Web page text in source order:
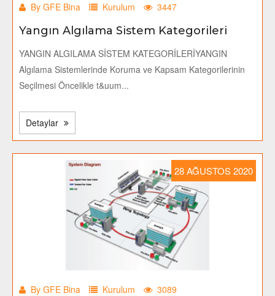
By GFE Bina Kurulum 3447
Yangın Algılama Sistem Kategorileri
YANGIN ALGILAMA SİSTEM KATEGORİLERİYANGIN
Algılama Sistemlerinde Koruma ve Kapsam Kategorilerinin
Seçilmesi Öncelikle t&uum...
Detaylar
28 AĞUSTOS 2020
By GFE Bina Kurulum 3089